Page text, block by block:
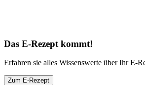
Das E-Rezept kommt!
Erfahren sie alles Wissenswerte über Ihr E-
Zum E-Rezept